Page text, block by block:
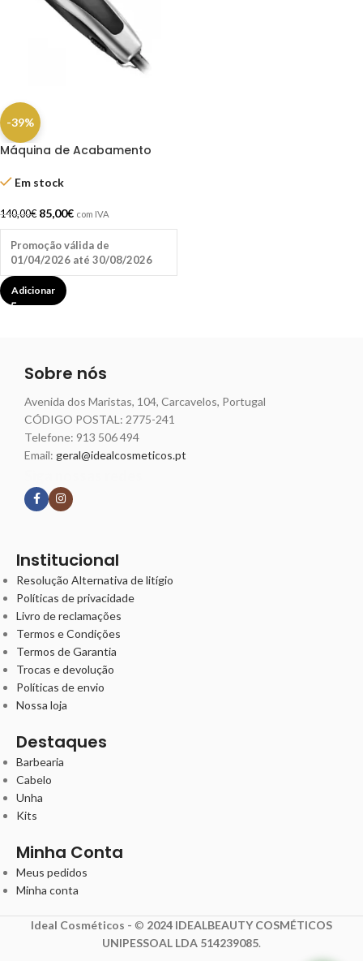
-39%
Máquina de Acabamento
Detalhado e Design
Em stock
140,00€ 85,00€ com IVA
Promoção válida de
01/04/2026 até 30/08/2026
Adicionar
Sobre nós
Avenida dos Maristas, 104, Carcavelos, Portugal
CÓDIGO POSTAL: 2775-241
Telefone: 913 506 494
Email: geral@idealcosmeticos.pt
Institucional
Resolução Alternativa de litígio
Políticas de privacidade
Livro de reclamações
Termos e Condições
Termos de Garantia
Trocas e devolução
Políticas de envio
Nossa loja
Destaques
Barbearia
Cabelo
Unha
Kits
Minha Conta
Meus pedidos
Minha conta
Ideal Cosméticos - © 2024 IDEALBEAUTY COSMÉTICOS
UNIPESSOAL LDA 514239085.